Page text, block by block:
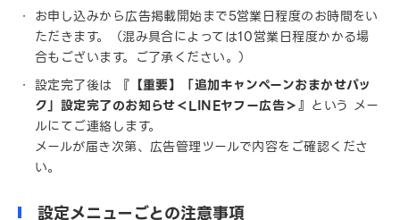
お申し込みから広告掲載開始まで5営業日程度のお時間をい
ただきます。（混み具合によっては10営業日程度かかる場
合もございます。ご了承ください。）
設定完了後は
『【重要】「追加キャンペーンおまかせパッ
ク」設定完了のお知らせ＜LINEヤフー広告＞』 という メー
ルにてご連絡します。
メールが届き次第、広告管理ツールで内容をご確認くださ
い。
設定メニューごとの注意事項